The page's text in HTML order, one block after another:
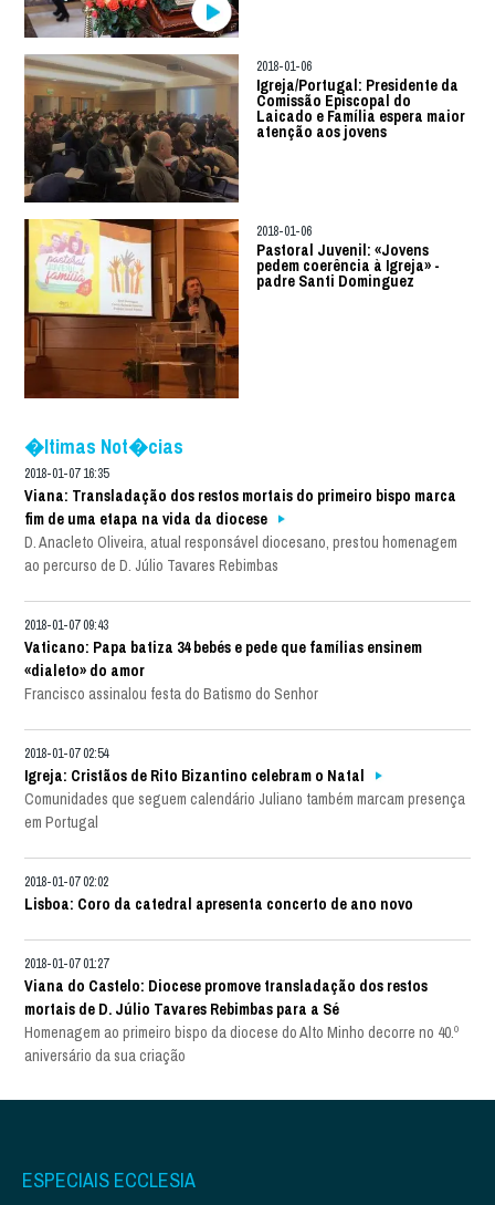
2018-01-06
Igreja/Portugal: Presidente da
Comissão Episcopal do
Laicado e Família espera maior
atenção aos jovens
2018-01-06
Pastoral Juvenil: «Jovens
pedem coerência à Igreja» -
padre Santi Dominguez
�ltimas Not�cias
2018-01-07 16:35
Viana: Transladação dos restos mortais do primeiro bispo marca
fim de uma etapa na vida da diocese
D. Anacleto Oliveira, atual responsável diocesano, prestou homenagem
ao percurso de D. Júlio Tavares Rebimbas
2018-01-07 09:43
Vaticano: Papa batiza 34 bebés e pede que famílias ensinem
«dialeto» do amor
Francisco assinalou festa do Batismo do Senhor
2018-01-07 02:54
Igreja: Cristãos de Rito Bizantino celebram o Natal
Comunidades que seguem calendário Juliano também marcam presença
em Portugal
2018-01-07 02:02
Lisboa: Coro da catedral apresenta concerto de ano novo
2018-01-07 01:27
Viana do Castelo: Diocese promove transladação dos restos
mortais de D. Júlio Tavares Rebimbas para a Sé
Homenagem ao primeiro bispo da diocese do Alto Minho decorre no 40.º
aniversário da sua criação
ESPECIAIS ECCLESIA